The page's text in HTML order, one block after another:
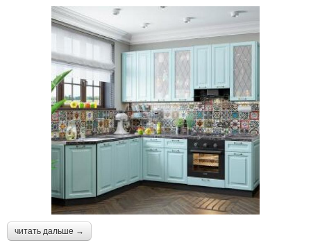
читать дальше →